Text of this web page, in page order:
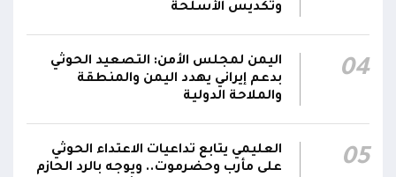
وتكديس الأسلحة
04
اليمن لمجلس الأمن: التصعيد الحوثي
بدعم إيراني يهدد اليمن والمنطقة
والملاحة الدولية
05
العليمي يتابع تداعيات الاعتداء الحوثي
على مأرب وحضرموت.. ويوجه بالرد الحازم